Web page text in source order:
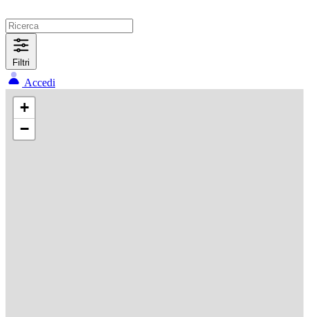
Filtri
Accedi
+
−